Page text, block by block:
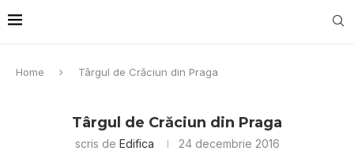
Home Târgul de Crăciun din Praga
Târgul de Crăciun din Praga
scris de Edifica 24 decembrie 2016